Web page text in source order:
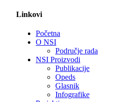
Linkovi
Početna
O NSI
Područje rada
NSI Proizvodi
Publikacije
Opeds
Glasnik
Infografike